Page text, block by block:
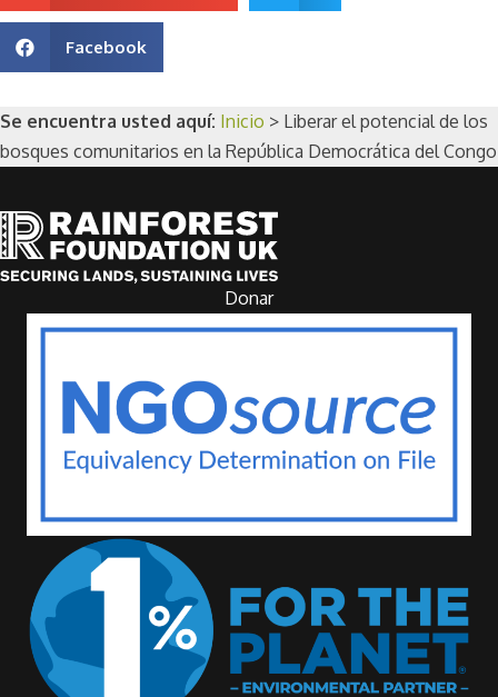
Facebook
Se encuentra usted aquí: Inicio > Liberar el potencial de los
bosques comunitarios en la República Democrática del Congo
Donar